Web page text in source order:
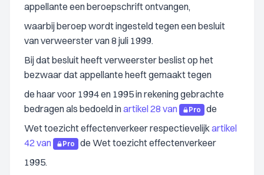
appellante een beroepschrift ontvangen,
waarbij beroep wordt ingesteld tegen een besluit
van verweerster van 8 juli 1999.
Bij dat besluit heeft verweerster beslist op het
bezwaar dat appellante heeft gemaakt tegen
de haar voor 1994 en 1995 in rekening gebrachte
bedragen als bedoeld inartikel 28 van Pro
de
Wet toezicht effectenverkeer respectievelijkartikel
42 van
Pro
de Wet toezicht effectenverkeer
1995.